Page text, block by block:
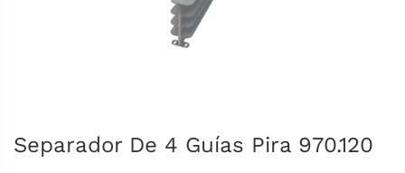
Separador De 4 Guías Pira 970.120